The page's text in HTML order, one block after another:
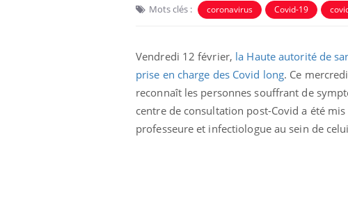
Mots clés : coronavirus Covid-19
Vendredi 12 février, la Haute autorité de
prise en charge des Covid long. Ce
reconnaît les personnes souffrant de
centre de consultation post-Covid a été
professeure et infectiologue au sein de